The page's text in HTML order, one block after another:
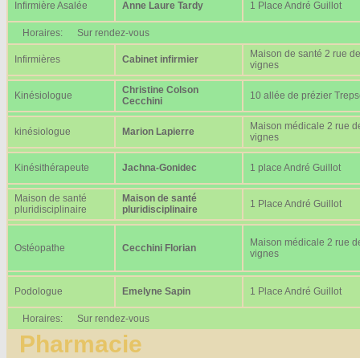
Infirmière Asalée Anne Laure Tardy 1 Place André Guillot
Horaires: Sur rendez-vous
Infirmières Cabinet infirmier
Maison de santé 2 rue
vignes
Kinésiologue
Christine Colson
Cecchini
10 allée de prézier
kinésiologue Marion Lapierre
Maison médicale 2 rue
vignes
Kinésithérapeute Jachna-Gonidec 1 place André Guillot
Maison de santé
pluridisciplinaire
Maison de santé
pluridisciplinaire
1 Place André Guillot
Ostéopathe Cecchini Florian
Maison médicale 2 rue
vignes
Podologue Emelyne Sapin 1 Place André Guillot
Horaires: Sur rendez-vous
Pharmacie